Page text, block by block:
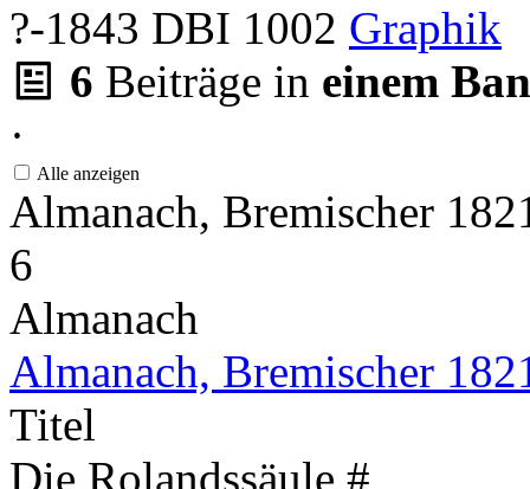
?-1843 DBI 1002 Graphik
6 Beiträge in einem
·
Alle anzeigen
Almanach, Bremischer
6
Almanach
Almanach, Bremischer
Titel
Die Rolandssäule #